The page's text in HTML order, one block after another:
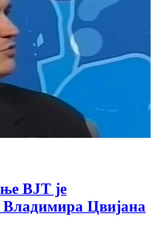
ВЈТ је
Владимира Цвијана